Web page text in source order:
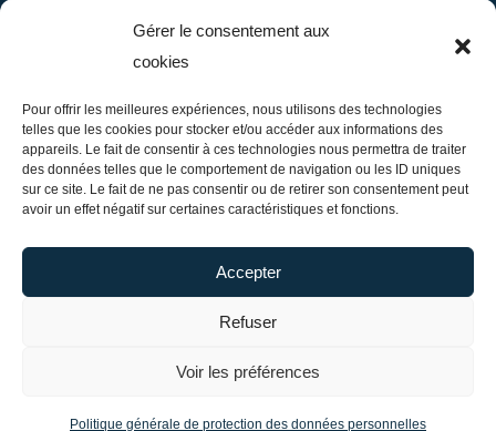
Gérer le consentement aux
cookies
Pour offrir les meilleures expériences, nous utilisons des technologies
telles que les cookies pour stocker et/ou accéder aux informations des
appareils. Le fait de consentir à ces technologies nous permettra de traiter
des données telles que le comportement de navigation ou les ID uniques
sur ce site. Le fait de ne pas consentir ou de retirer son consentement peut
avoir un effet négatif sur certaines caractéristiques et fonctions.
Accepter
Refuser
Voir les préférences
Politique générale de protection des données personnelles
Délivrance d’une carte de stationnement
Nos Expertises
Action Entreprise
Adhérer à la CSN
Nos Actualités
Contacter la CSN
CSN – Chambre Syndicale Nationale des Forces de